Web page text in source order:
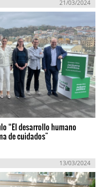
21/03/2024
“El desarrollo humano
de cuidados"
13/03/2024